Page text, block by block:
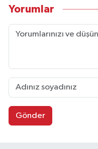
Yorumlar
Gönder